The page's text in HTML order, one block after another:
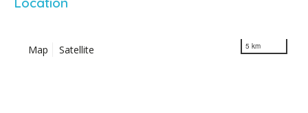
Map Satellite 5 km